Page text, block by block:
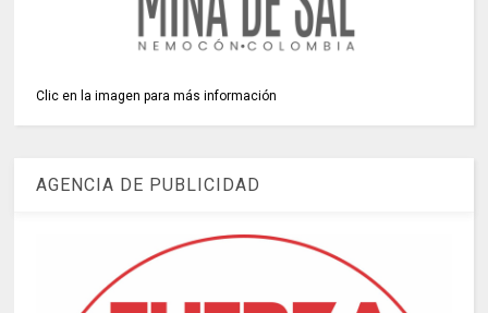
Clic en la imagen para más información
AGENCIA DE PUBLICIDAD